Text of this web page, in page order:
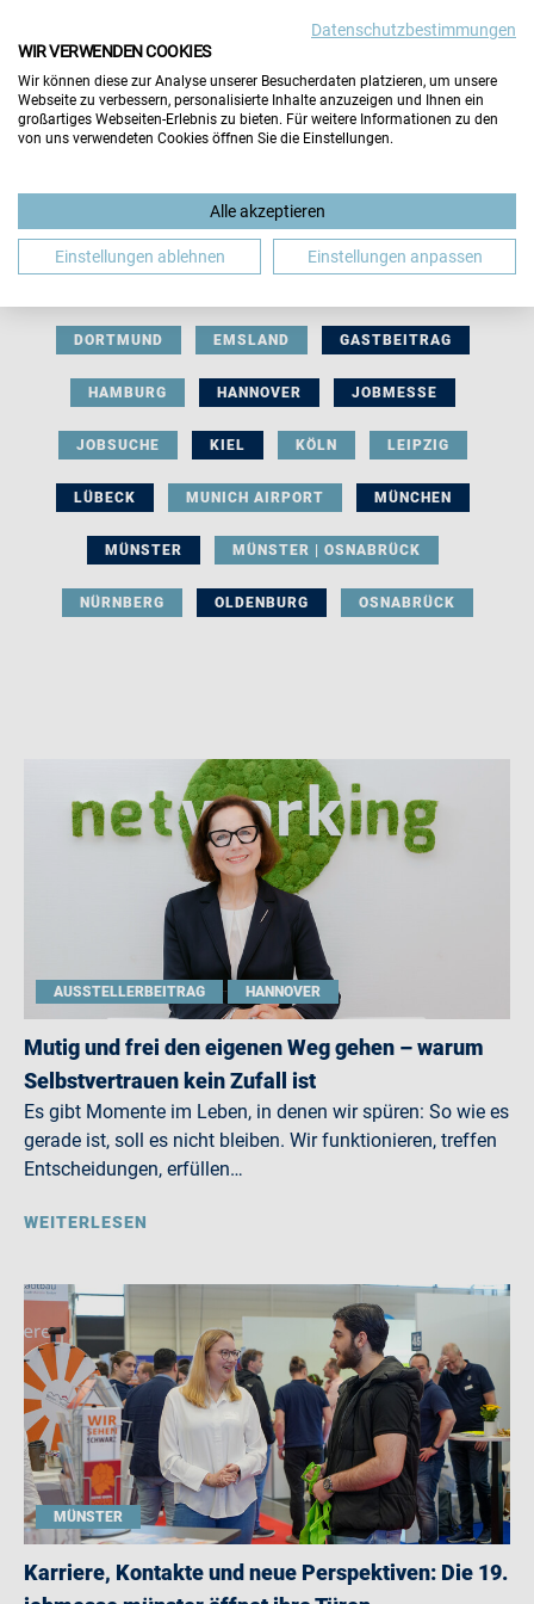
BERUFLICHE ORIENTIERUNG BEWERBUNG
DORTMUND EMSLAND GASTBEITRAG
HAMBURG HANNOVER JOBMESSE
JOBSUCHE KIEL KÖLN LEIPZIG
LÜBECK MUNICH AIRPORT MÜNCHEN
MÜNSTER MÜNSTER | OSNABRÜCK
NÜRNBERG OLDENBURG OSNABRÜCK
AUSSTELLERBEITRAG HANNOVER
Mutig und frei den eigenen Weg gehen – warum
Selbstvertrauen kein Zufall ist
Es gibt Momente im Leben, in denen wir spüren: So wie es
gerade ist, soll es nicht bleiben. Wir funktionieren, treffen
Entscheidungen, erfüllen…
WEITERLESEN
MÜNSTER
Karriere, Kontakte und neue Perspektiven: Die 19.
Datenschutzbestimmungen
WIR VERWENDEN COOKIES
Wir können diese zur Analyse unserer Besucherdaten platzieren, um unsere
Webseite zu verbessern, personalisierte Inhalte anzuzeigen und Ihnen ein
großartiges Webseiten-Erlebnis zu bieten. Für weitere Informationen zu den
von uns verwendeten Cookies öffnen Sie die Einstellungen.
Alle akzeptieren
Einstellungen ablehnen Einstellungen anpassen